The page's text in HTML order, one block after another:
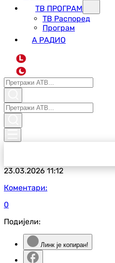
ТВ ПРОГРАМ
ТВ Распоред
Програм
А РАДИО
L
23.03.202611:12
Коментари:
0
Подијели:
Линк је копиран!